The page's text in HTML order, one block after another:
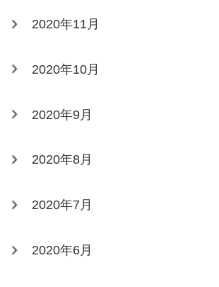
2020年11月
2020年10月
2020年9月
2020年8月
2020年7月
2020年6月